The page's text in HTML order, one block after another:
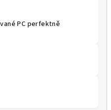
PC perfektně